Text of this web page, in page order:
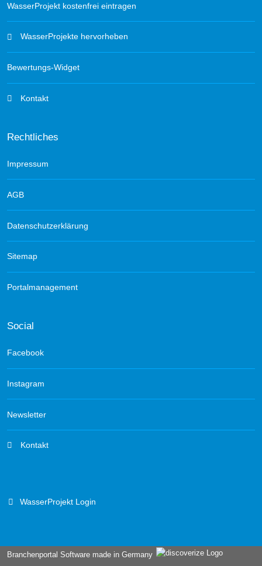
WasserProjekt kostenfrei eintragen
WasserProjekte hervorheben
Bewertungs-Widget
Kontakt
Rechtliches
Impressum
AGB
Datenschutzerklärung
Sitemap
Portalmanagement
Social
Facebook
Instagram
Newsletter
Kontakt
WasserProjekt Login
Branchenportal Software made in Germany